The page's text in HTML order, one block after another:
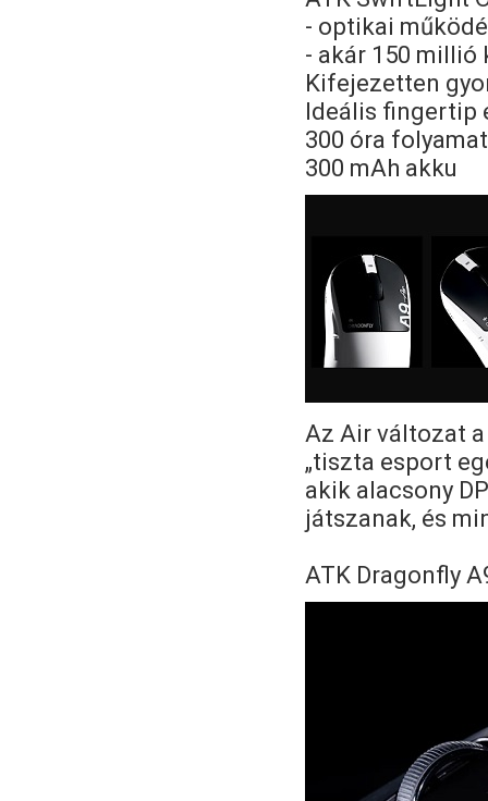
- optikai
- akár 150
Kifejezetten
Ideális fingertip
300 óra
300 mAh akku
Az Air változat
„tiszta esport
akik alacsony
játszanak, és
ATK Dragonfly